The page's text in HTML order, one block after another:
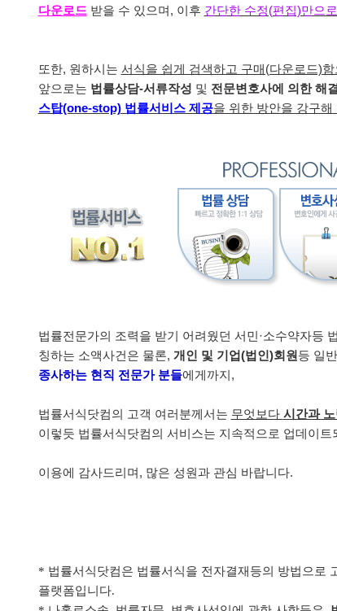
다운로드받을 수 있으며, 이후 간단한 수정(편집)만으
또한, 원하시는 서식을 쉽게 검색하고 구매(다운로드)
앞으로는 법률상담-서류작성 및 전문변호사에 의한 해결
스탑(one-stop) 법률서비스 제공을 위한 방안을 강구해
법률전문가의 조력을 받기 어려웠던 서민·소수약자등
칭하는 소액사건은 물론, 개인 및 기업(법인)회원등 일
종사하는 현직 전문가 분들에게까지,
법률서식닷컴의 고객 여러분께서는 무엇보다 시간과
이렇듯 법률서식닷컴의 서비스는 지속적으로 업데이
이용에 감사드리며, 많은 성원과 관심 바랍니다.
* 법률서식닷컴은 법률서식을 전자결재등의 방법으로
플랫폼입니다.